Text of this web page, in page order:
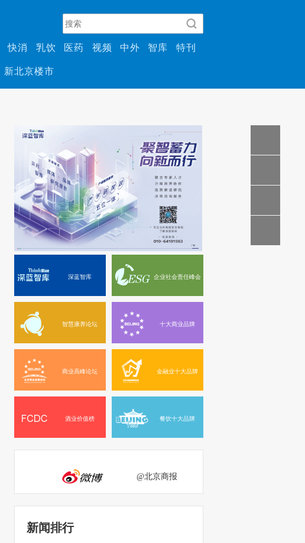
快消 乳饮 医药 视频 中外 智库 特刊
新北京楼市
深蓝智库 企业社会责任峰会
智慧康养论坛 十大商业品牌
商业高峰论坛 金融业十大品牌
酒业价值榜 餐饮十大品牌
@北京商报
新闻排行